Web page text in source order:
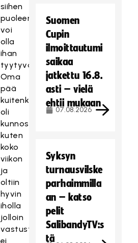
siihen
puoleen
voi
olla
ihan
tyytyväinen.
Oma
pää
kuitenkin
oli
kunnossa
kuten
koko
viikon
ja
oltiin
hyvin
iholla
jolloin
vastustaja
ei
Suomen
Cupin
ilmoittautumi
saikaa
jatkettu 16.8.
asti – vielä
ehtii mukaan
07.08.2026
Syksyn
turnausvilske
parhaimmilla
an – katso
pelit
SalibandyTV:s
tä